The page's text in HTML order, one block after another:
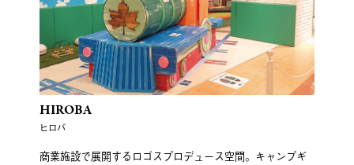
HIROBA
ヒロバ
商業施設で展開するロゴスプロデュース空間。キャンプギ